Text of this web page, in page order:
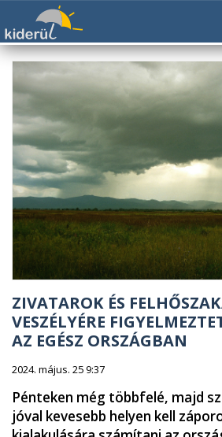
ZIVATAROK ÉS
VESZÉLYÉRE
AZ EGÉSZ ORSZÁGBAN
2024. május. 25 9:37
Pénteken még többfelé, majd
jóval kevesebb helyen kell